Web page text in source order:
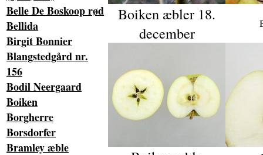
Belle De Boskoop rød
Bellida
Birgit Bonnier
Blangstedgård nr.
156
Bodil Neergaard
Boiken
Borgherre
Borsdorfer
Bramley æble
Boiken æbler 18.
december